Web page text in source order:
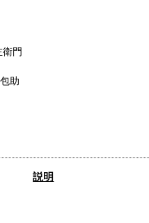
門
助
説明